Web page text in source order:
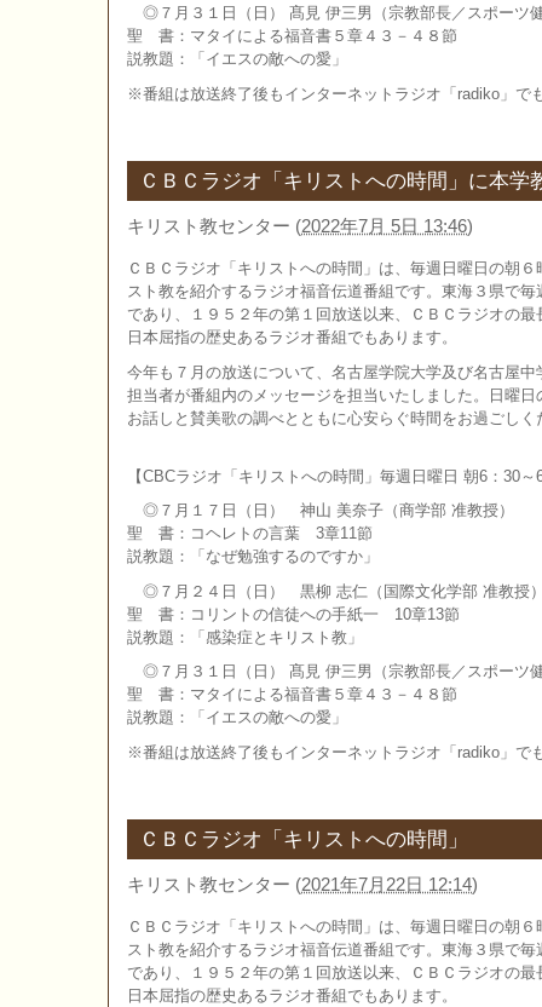
◎７月３１日（日） 髙見 伊三男（宗教部長／スポーツ
聖 書：マタイによる福音書５章４３－４８節
説教題：「イエスの敵への愛」
※番組は放送終了後もインターネットラジオ「radiko」で
ＣＢＣラジオ「キリストへの時間」に本学
キリスト教センター (2022年7月 5日 13:46)
ＣＢＣラジオ「キリストへの時間」は、毎週日曜日の朝
スト教を紹介するラジオ福音伝道番組です。東海３県で
であり、１９５２年の第１回放送以来、ＣＢＣラジオの
日本屈指の歴史あるラジオ番組でもあります。
今年も７月の放送について、名古屋学院大学及び名古屋
担当者が番組内のメッセージを担当いたしました。日曜
お話しと賛美歌の調べとともに心安らぐ時間をお過ごしく
【CBCラジオ「キリストへの時間」毎週日曜日 朝6：30～
◎７月１７日（日） 神山 美奈子（商学部 准教授）
聖 書：コヘレトの言葉 3章11節
説教題：「なぜ勉強するのですか」
◎７月２４日（日） 黒柳 志仁（国際文化学部 准教授
聖 書：コリントの信徒への手紙一 10章13節
説教題：「感染症とキリスト教」
◎７月３１日（日） 髙見 伊三男（宗教部長／スポーツ
聖 書：マタイによる福音書５章４３－４８節
説教題：「イエスの敵への愛」
※番組は放送終了後もインターネットラジオ「radiko」で
ＣＢＣラジオ「キリストへの時間」
キリスト教センター (2021年7月22日 12:14)
ＣＢＣラジオ「キリストへの時間」は、毎週日曜日の朝
スト教を紹介するラジオ福音伝道番組です。東海３県で
であり、１９５２年の第１回放送以来、ＣＢＣラジオの
日本屈指の歴史あるラジオ番組でもあります。